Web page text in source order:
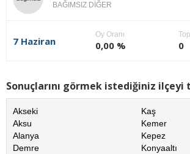
BAĞIMSIZ DİĞER
7 Haziran
Oy Oranı
0,00 % 0
Sonuçlarını görmek istediğiniz ilçeyi
Akseki
Aksu
Alanya
Demre
Kaş
Kemer
Kepez
Konyaaltı